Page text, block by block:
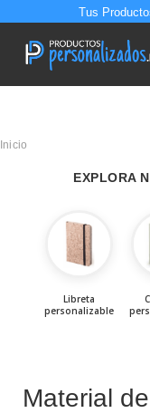
Tus
Inicio
EXPLORA
Libreta
personalizable
Material